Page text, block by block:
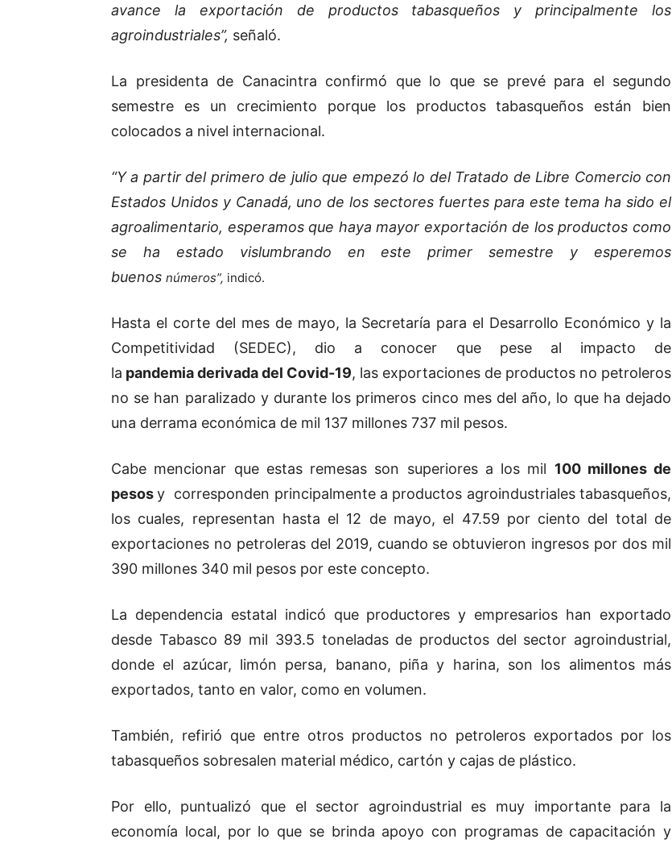
avance la exportación de productos tabasqueños y principalmente los
agroindustriales”, señaló.
La presidenta de Canacintra confirmó que lo que se prevé para el segundo
semestre es un crecimiento porque los productos tabasqueños están bien
colocados a nivel internacional.
“Y a partir del primero de julio que empezó lo del Tratado de Libre Comercio con
Estados Unidos y Canadá, uno de los sectores fuertes para este tema ha sido el
agroalimentario, esperamos que haya mayor exportación de los productos como
se ha estado vislumbrando en este primer semestre y esperemos
buenos números”, indicó.
Hasta el corte del mes de mayo, la Secretaría para el Desarrollo Económico y la
Competitividad (SEDEC), dio a conocer que pese al impacto de
la pandemia derivada del Covid-19, las exportaciones de productos no petroleros
no se han paralizado y durante los primeros cinco mes del año, lo que ha dejado
una derrama económica de mil 137 millones 737 mil pesos.
Cabe mencionar que estas remesas son superiores a los mil 100 millones de
pesosy corresponden principalmente a productos agroindustriales tabasqueños,
los cuales, representan hasta el 12 de mayo, el 47.59 por ciento del total de
exportaciones no petroleras del 2019, cuando se obtuvieron ingresos por dos mil
390 millones 340 mil pesos por este concepto.
La dependencia estatal indicó que productores y empresarios han exportado
desde Tabasco 89 mil 393.5 toneladas de productos del sector agroindustrial,
donde el azúcar, limón persa, banano, piña y harina, son los alimentos más
exportados, tanto en valor, como en volumen.
También, refirió que entre otros productos no petroleros exportados por los
tabasqueños sobresalen material médico, cartón y cajas de plástico.
Por ello, puntualizó que el sector agroindustrial es muy importante para la
economía local, por lo que se brinda apoyo con programas de capacitación y